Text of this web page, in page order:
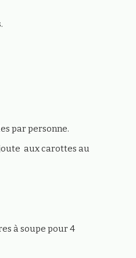
par personne.
aux carottes au
à soupe pour 4